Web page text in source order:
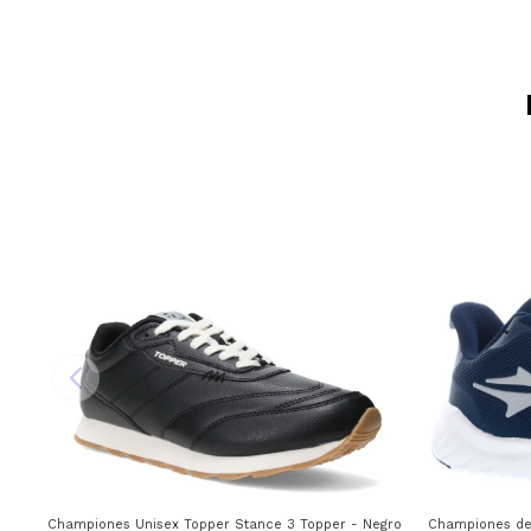
Championes Unisex Topper Stance 3 Topper - Negro Championes